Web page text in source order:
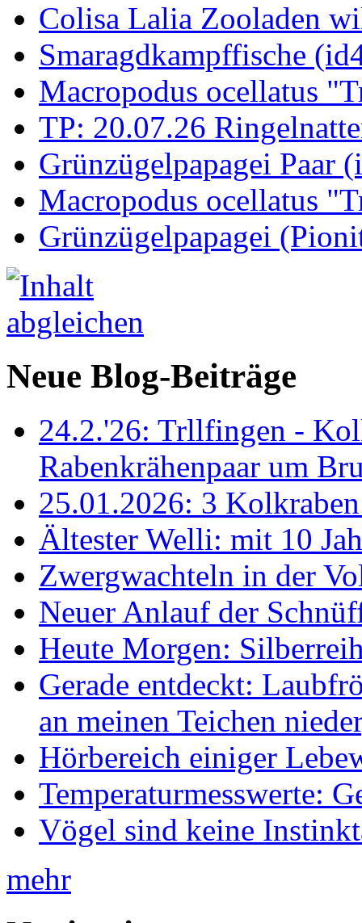
Colisa Lalia Zooladen
Smaragdkampffische
Macropodus ocellatus
TP: 20.07.26
Grünzügelpapagei Paar
Macropodus ocellatus
Grünzügelpapagei
Neue Blog-Beiträge
24.2.'26: Trllfingen -
Rabenkrähenpaar um
25.01.2026: 3
Ältester Welli: mit 10
Zwergwachteln in der
Neuer Anlauf der
Heute Morgen:
Gerade entdeckt:
an meinen Teichen
Hörbereich einiger
Temperaturmesswerte:
Vögel sind keine
mehr